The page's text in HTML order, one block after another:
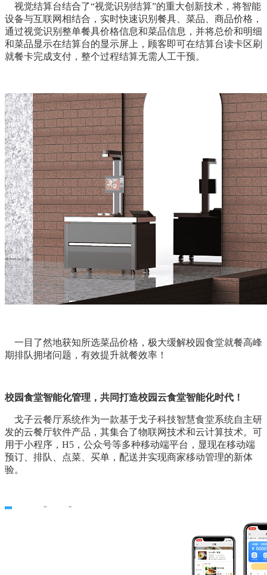
视觉结算台结合了“视觉识别结算”的重大创新技术，将智能
设备与互联网相结合，实时快速识别餐具、菜品、商品价格，
通过视觉识别整单餐具价格信息和菜品信息，并将总价和明细
和菜品显示在结算台的显示屏上，顾客即可在结算台读卡区刷
就餐卡完成支付，整个过程结算无需人工干预。
一目了然地获知所选菜品价格，极大缓解校园食堂就餐高峰
期排队拥堵问题，有效提升就餐效率！
校园食堂智能化管理，共同打造校园云食堂智能化时代！
戈子云餐厅系统作为一款基于戈子科技智慧食堂系统自主研
发的云餐厅软件产品，其集合了物联网技术和云计算技术。可
用于小程序，H5，公众号等多种移动端平台，显现在移动端
预订、排队、点菜、买单，配送并实现商家移动管理的新体
验。